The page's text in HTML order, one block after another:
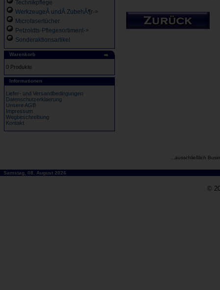
Technikpflege
WerkzeugeÂ undÂ ZubehÃ¶r->
Microfasertücher
Petzoldts-Pflegesortiment->
Sonderaktionsartikel
Warenkorb
0 Produkte
Informationen
Liefer- und Versandbedingungen
Datenschutzerklaerung
Unsere AGB
Impressum
Wegbeschreibung
Kontakt
...ausschließlich
Samstag, 08. August 2026
©